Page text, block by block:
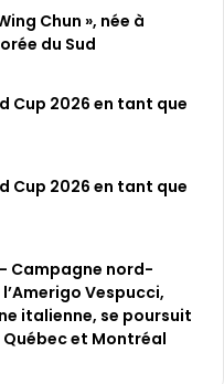
Chun », née à
du Sud
Cup 2026 en tant que
Cup 2026 en tant que
Campagne nord-
Vespucci,
italienne, se poursuit
et Montréal